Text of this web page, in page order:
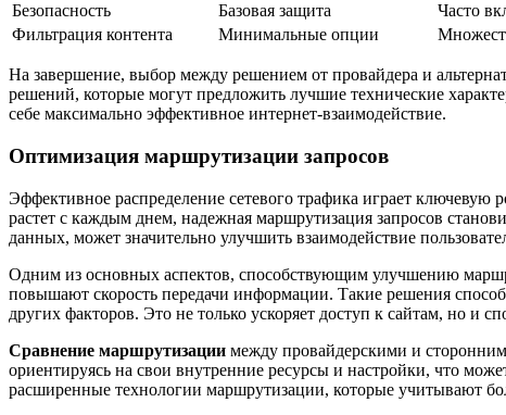
Безопасность
Базовая защита
Часто
Фильтрация контента
Минимальные опции
На завершение, выбор между решением от провайдера и
решений, которые могут предложить лучшие технические
себе максимально эффективное интернет-взаимодействие.
Оптимизация маршрутизации запросов
Эффективное распределение сетевого трафика играет ключевую
растет с каждым днем, надежная маршрутизация запросов
данных, может значительно улучшить взаимодействие
Одним из основных аспектов, способствующим улучшению
повышают скорость передачи информации. Такие решения
других факторов. Это не только ускоряет доступ к сайтам, но и
Сравнение маршрутизации между провайдерскими и
ориентируясь на свои внутренние ресурсы и настройки, что
расширенные технологии маршрутизации, которые учитывают